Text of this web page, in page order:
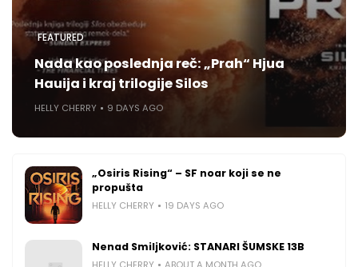
FEATURED
Nada kao poslednja reč: „Prah“ Hjua
Hauija i kraj trilogije Silos
HELLY CHERRY 9 DAYS AGO
„Osiris Rising“ – SF noar koji se ne
propušta
HELLY CHERRY 19 DAYS AGO
Nenad Smiljković: STANARI ŠUMSKE 13B
HELLY CHERRY ABOUT A MONTH AGO